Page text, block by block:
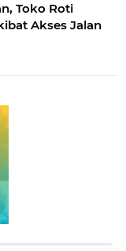
Toko Roti
Akses Jalan